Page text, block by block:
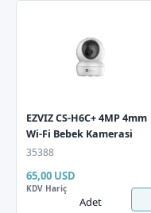
EZVIZ CS-H6C+ 4MP 4mm
Wi-Fi Bebek Kamerasi
35388
65,00 USD
KDV Hariç
Adet